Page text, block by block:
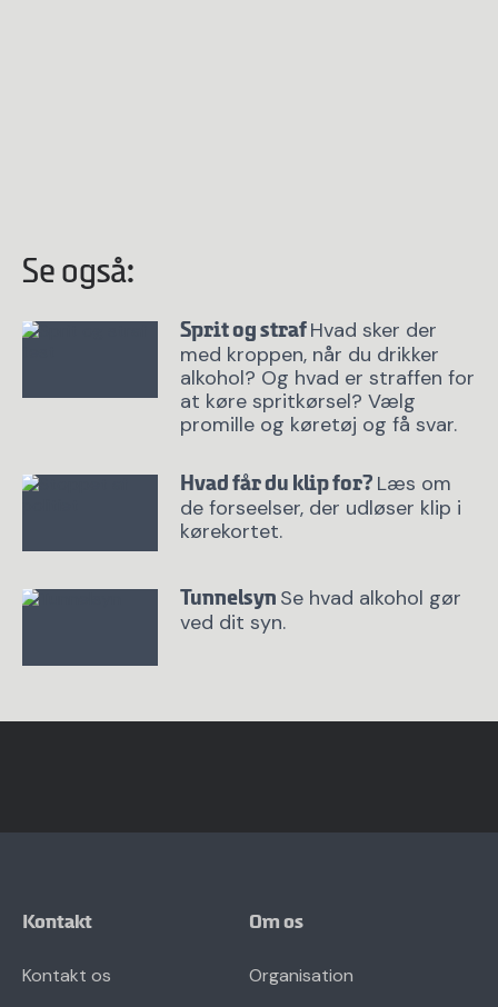
Se også:
Sprit og strafHvad sker der
med kroppen, når du drikker
alkohol? Og hvad er straffen for
at køre spritkørsel? Vælg
promille og køretøj og få svar.
Hvad får du klip for? Læs om
de forseelser, der udløser klip i
kørekortet.
Tunnelsyn Se hvad alkohol gør
ved dit syn.
Kontakt
Kontakt os
Om os
Organisation